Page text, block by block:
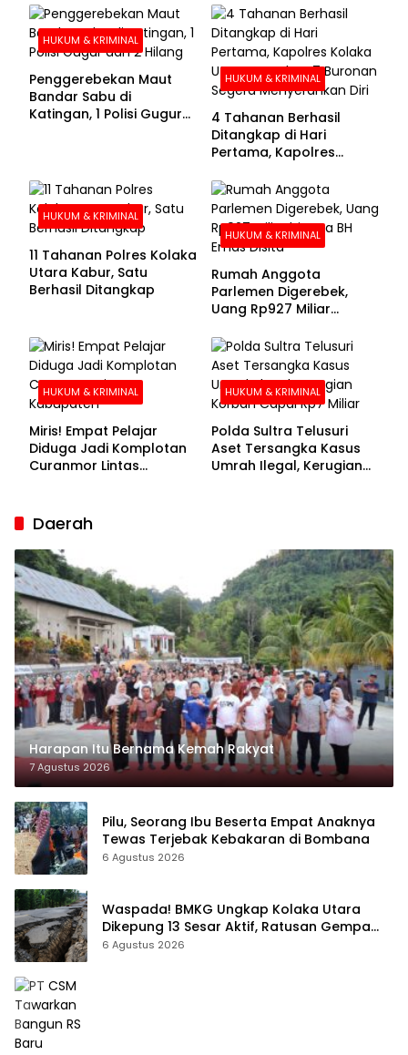
Evakuasi Jenazah
Korban
HUKUM & KRIMINAL
Penggerebekan Maut
Bandar Sabu di
Katingan, 1 Polisi Gugur
HUKUM & KRIMINAL
4 Tahanan Berhasil
Ditangkap di Hari
Pertama, Kapolres
Buronan Segera
Menyerahkan Diri
HUKUM & KRIMINAL
11 Tahanan Polres Kolaka
Utara Kabur, Satu
Berhasil Ditangkap
HUKUM & KRIMINAL
Rumah Anggota
Parlemen Digerebek,
Uang Rp927 Miliar
HUKUM & KRIMINAL
Miris! Empat Pelajar
Diduga Jadi Komplotan
Curanmor Lintas
HUKUM & KRIMINAL
Polda Sultra Telusuri
Aset Tersangka Kasus
Umrah Ilegal, Kerugian
Daerah
Harapan Itu Bernama Kemah Rakyat
7 Agustus 2026
Pilu, Seorang Ibu Beserta Empat Anaknya
Tewas Terjebak Kebakaran di Bombana
6 Agustus 2026
Waspada! BMKG Ungkap Kolaka Utara
Dikepung 13 Sesar Aktif, Ratusan Gempa
Sudah Terekam
6 Agustus 2026